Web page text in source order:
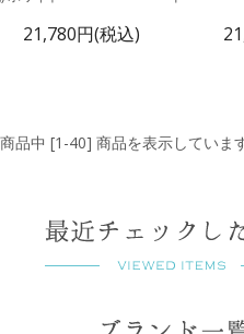
21,780円(税込)
品中 [1-40] 商品を表示していま